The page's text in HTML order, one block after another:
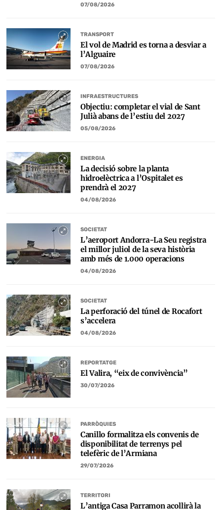
07/08/2026
TRANSPORT
El vol de Madrid es torna a desviar a
l’Alguaire
07/08/2026
INFRAESTRUCTURES
Objectiu: completar el vial de Sant
Julià abans de l’estiu del 2027
05/08/2026
ENERGIA
La decisió sobre la planta
hidroelèctrica a l’Ospitalet es
prendrà el 2027
04/08/2026
SOCIETAT
L’aeroport Andorra-La Seu registra
el millor juliol de la seva història
amb més de 1.000 operacions
04/08/2026
SOCIETAT
La perforació del túnel de Rocafort
s’accelera
04/08/2026
REPORTATGE
El Valira, “eix de convivència”
30/07/2026
PARRÒQUIES
Canillo formalitza els convenis de
disponibilitat de terrenys pel
telefèric de l’Armiana
29/07/2026
TERRITORI
L’antiga Casa Parramon acollirà la